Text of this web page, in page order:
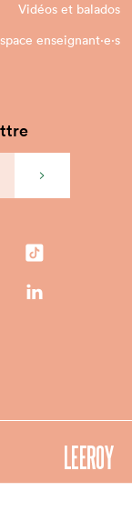
Vidéos et balados
enseignant·e⋅s